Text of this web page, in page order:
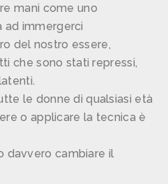
mani come uno
ad immergerci
del nostro essere,
che sono stati repressi,
le donne di qualsiasi età
o applicare la tecnica è
davvero cambiare il